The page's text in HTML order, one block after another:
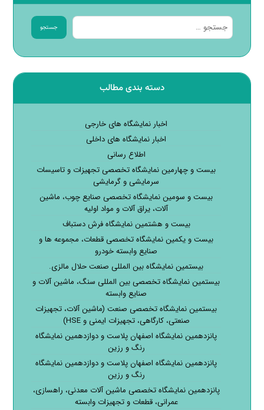
جستجو
دسته بندی مطالب
اخبار نمایشگاه های خارجی
اخبار نمایشگاه های داخلی
اطلاع رسانی
بیست و چهارمین نمایشگاه تخصصی تجهیزات و تاسیسات
سرمایشی و گرمایشی
بیست و سومین نمایشگاه تخصصی صنایع چوب، ماشین
آلات، یراق آلات و مواد اولیه
بیست و هشتمین نمایشگاه فرش دستباف
بیست و یکمین نمایشگاه تخصصی قطعات، مجموعه ها و
صنایع وابسته خودرو
بیستمین نمایشگاه بین المللی صنعت حلال مالزی.
بیستمین نمایشگاه تخصصی بین المللی سنگ، ماشین آلات و
صنایع وابسته
بیستمین نمایشگاه تخصصی صنعت (ماشین آلات، تجهیزات
صنعتی، کارگاهی، تجهیزات ایمنی و HSE)
پانزدهمین نمایشگاه اصفهان پلاست و دوازدهمین نمایشگاه
رنگ و رزین
پانزدهمین نمایشگاه اصفهان پلاست و دوازدهمین نمایشگاه
رنگ و رزین
پانزدهمین نمایشگاه تخصصی ماشین آلات معدنی، راهسازی،
عمرانی، قطعات و تجهیزات وابسته